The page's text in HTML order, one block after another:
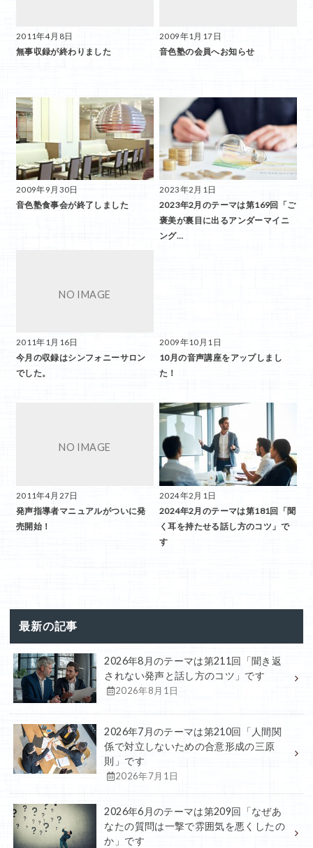
2011年4月8日
無事収録が終わりました
2009年1月17日
音色塾の会員へお知らせ
2009年9月30日
音色塾食事会が終了しました
2023年2月1日
2023年2月のテーマは第169回「ご
褒美が裏目に出るアンダーマイニ
ング…
2011年1月16日
今月の収録はシンフォニーサロン
でした。
2009年10月1日
10月の音声講座をアップしまし
た！
2011年4月27日
発声指導者マニュアルがついに発
売開始！
2024年2月1日
2024年2月のテーマは第181回「聞
く耳を持たせる話し方のコツ」で
す
最新の記事
2026年8月のテーマは第211回「聞き返
されない発声と話し方のコツ」です
2026年8月1日
2026年7月のテーマは第210回「人間関
係で対立しないための合意形成の三原
則」です
2026年7月1日
2026年6月のテーマは第209回「なぜあ
なたの質問は一撃で雰囲気を悪くしたの
か」です